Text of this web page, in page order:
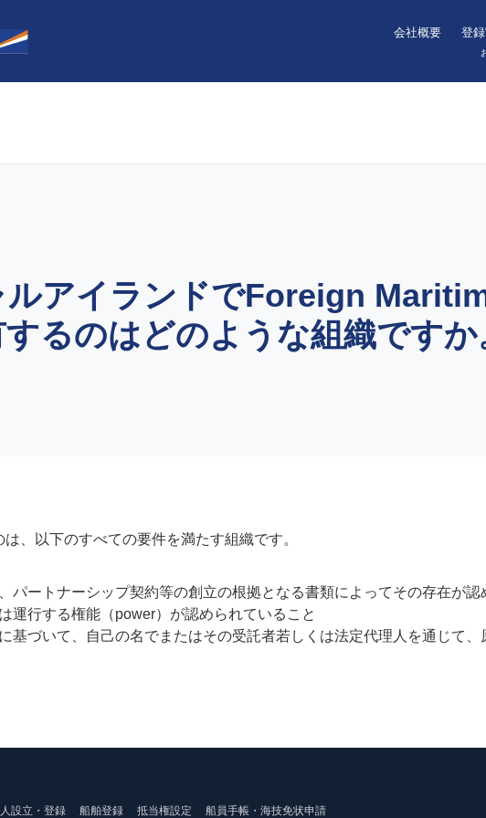
会社概要 登
ルアイランドでForeign
るのはどのような組織ですか
、以下のすべての要件を満たす組織です。
パートナーシップ契約等の創立の根拠となる書類によってその存在が認
運行する権能（power）が認められていること
基づいて、自己の名でまたはその受託者若しくは法定代理人を通じて
設立・登録 船舶登録 抵当権設定 船員手帳・海技免状申請